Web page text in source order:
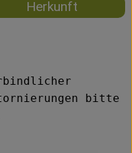
Herkunft
bitte